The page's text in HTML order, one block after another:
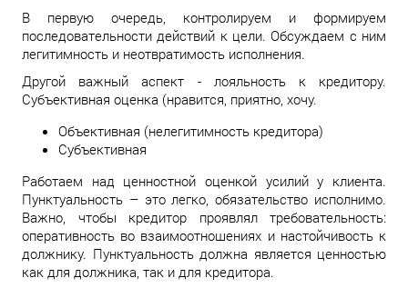
В первую очередь, контролируем и формируем
последовательности действий к цели. Обсуждаем с ним
легитимность и неотвратимость исполнения.
Другой важный аспект - лояльность к кредитору.
Субъективная оценка (нравится, приятно, хочу.
Объективная (нелегитимность кредитора)
Субъективная
Работаем над ценностной оценкой усилий у клиента.
Пунктуальность – это легко, обязательство исполнимо.
Важно, чтобы кредитор проявлял требовательность:
оперативность во взаимоотношениях и настойчивость к
должнику. Пунктуальность должна является ценностью
как для должника, так и для кредитора.